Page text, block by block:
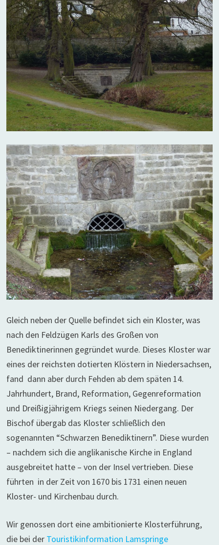
Gleich neben der Quelle befindet sich ein Kloster, was
nach den Feldzügen Karls des Großen von
Benediktinerinnen gegründet wurde. Dieses Kloster war
eines der reichsten dotierten Klöstern in Niedersachsen,
fand dann aber durch Fehden ab dem späten 14.
Jahrhundert, Brand, Reformation, Gegenreformation
und Dreißigjährigem Kriegs seinen Niedergang. Der
Bischof übergab das Kloster schließlich den
sogenannten “Schwarzen Benediktinern”. Diese wurden
– nachdem sich die anglikanische Kirche in England
ausgebreitet hatte – von der Insel vertrieben. Diese
führten in der Zeit von 1670 bis 1731 einen neuen
Kloster- und Kirchenbau durch.
Wir genossen dort eine ambitionierte Klosterführung,
die bei der Touristikinformation Lamspringe